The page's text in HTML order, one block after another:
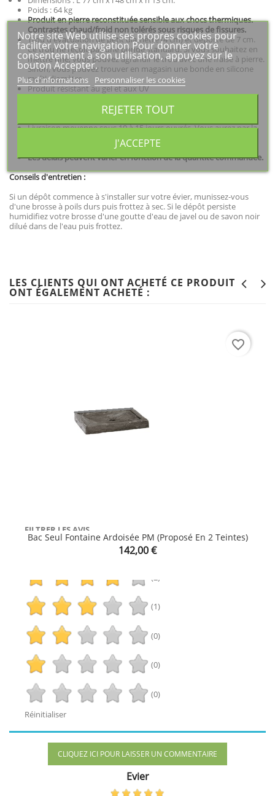
Poids : 64 kg
Produit en pierre reconstituée sensible aux chocs thermiques.
Contrastes chaud/froid non tolérés sous risques de fissures.
Trou d'évacuation de petit diamètre (4 cm) et déporté de 7 cm.
Ce trou ne reçoit pas une bonde standard. Si vous souhaitez en
mettre une, vous pouvez agrandir le trou avec une fraise à pierre.
Sinon, vous pouvez trouver en magasin une bonde en silicone
multi-diamètre.
Produit résistant au gel et aux UV
Produit artisanal, finitions à la main.
Frais de livraison inclus hors Corse et zones difficiles d'accès.
Livraison moyenne sous 10 à 15 jours ouvrés. Vous aurez par la
suite la possibilité de programmer votre date de livraison sur 1
Les délais peuvent varier en fonction de la quantité commandée.
Conseils d'entretien :
Si un dépôt commence à s'installer sur votre évier, munissez-vous
d'une brosse à poils durs puis frottez à sec. Si le dépôt persiste
humidifiez votre brosse d'une goutte d'eau de javel ou de savon noir
dilué dans de l'eau puis frottez.
LES CLIENTS QUI ONT ACHETÉ CE PRODUIT
ONT ÉGALEMENT ACHETÉ :
Bac Seul Fontaine Ardoisée PM (proposé En 2 Teintes)
Prix
142,00 €
favorite_border
FILTRER LES AVIS
(8)
(2)
(1)
(0)
(0)
(0)
Réinitialiser
CLIQUEZ ICI POUR LAISSER UN COMMENTAIRE
Evier
Notre site Web utilise ses propres cookies pour
faciliter votre navigation Pour donner votre
consentement à son utilisation, appuyez sur le
bouton Accepter.
Plus d'informations Personnaliser les cookies
REJETER TOUT
J'ACCEPTE